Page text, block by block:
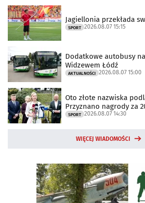
Jagiellonia przekłada
SPORT 2026.08.07 15:15
Dodatkowe autobusy
Widzewem Łódź
AKTUALNOŚCI 2026.08.07 15:00
Oto złote nazwiska
Przyznano nagrody za
SPORT 2026.08.07 14:30
WIĘCEJ WIADOMOŚCI